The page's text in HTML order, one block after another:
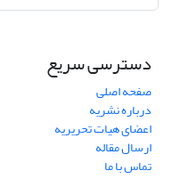
دسترسی سریع
صفحه اصلی
درباره نشریه
اعضای هیات تحریریه
ارسال مقاله
تماس با ما